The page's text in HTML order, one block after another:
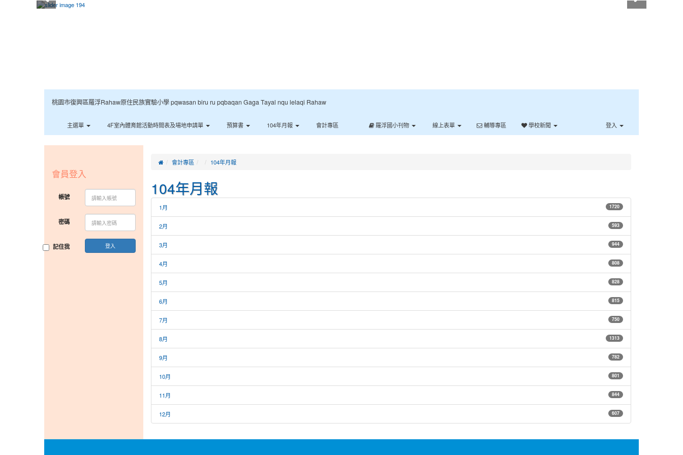
桃園市復興區羅浮Rahaw原住民族實驗小學 pqwasan biru ru pqbaqan Gaga Tayal nqu lelaqi Rahaw
主選單 4F室內體育館活動時間表及場地申請單 預算書 104年月報 會計專區 羅浮國小刊物 線上表單 輔導專區 學校新聞 登入
會計專區 104年月報
104年月報
1月 1720
2月 593
3月 944
4月 808
5月 828
6月 815
7月 750
8月 1313
9月 782
10月 801
11月 844
12月 607
會員登入
帳號
密碼
記住我 登入